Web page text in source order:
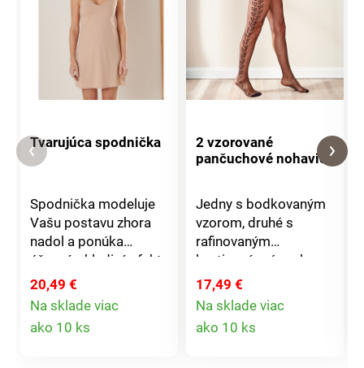
Tvarujúca spodnička
Spodnička modeluje
Vašu postavu zhora
nadol a ponúka
úžasný, chladivý efekt.
Je bezšvová s
nastaviteľnými
ramienkami, takže
zakryje všetko
20,49 €
Na sklade viac
ako 10 ks
2 vzorované
pančuchové nohavice
Jedny s bodkovaným
vzorom, druhé s
rafinovaným
kvetinovým úponkom
vzadu. Tieto jemné,
elastické pančuchové
nohavice ozvláštnia
každý outfit -
17,49 €
Na sklade viac
ako 10 ks